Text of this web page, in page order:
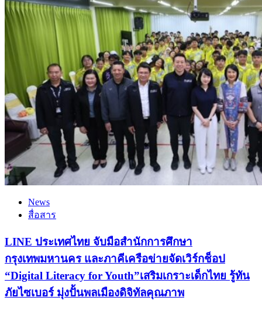
News
สื่อสาร
LINE ประเทศไทย จับมือสำนักการศึกษา
กรุงเทพมหานคร และภาคีเครือข่ายจัดเวิร์กช็อป
“Digital Literacy for Youth”เสริมเกราะเด็กไทย รู้ทัน
ภัยไซเบอร์ มุ่งปั้นพลเมืองดิจิทัลคุณภาพ